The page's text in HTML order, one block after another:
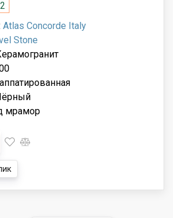
Atlas Concorde Italy
Stone
мрамор